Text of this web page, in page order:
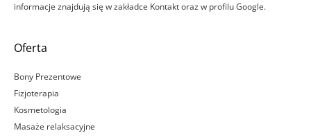
informacje znajdują się w zakładce Kontakt oraz w profilu Google.
Oferta
Bony Prezentowe
Fizjoterapia
Kosmetologia
Masaże relaksacyjne